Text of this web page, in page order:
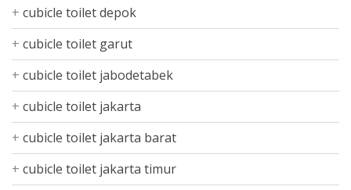
cubicle toilet depok
cubicle toilet garut
cubicle toilet jabodetabek
cubicle toilet jakarta
cubicle toilet jakarta barat
cubicle toilet jakarta timur